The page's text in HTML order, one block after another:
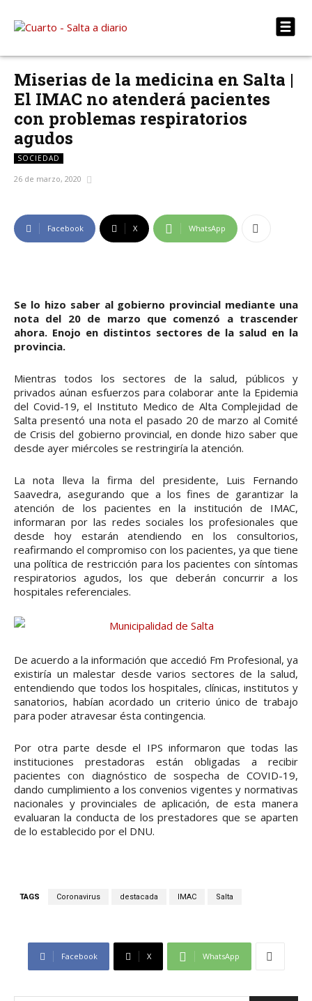
Miserias de la medicina en Salta |
El IMAC no atenderá pacientes
con problemas respiratorios
agudos
SOCIEDAD
26 de marzo, 2020
Facebook X WhatsApp
Se lo hizo saber al gobierno provincial mediante una
nota del 20 de marzo que comenzó a trascender
ahora. Enojo en distintos sectores de la salud en la
provincia.
Mientras todos los sectores de la salud, públicos y
privados aúnan esfuerzos para colaborar ante la Epidemia
del Covid-19, el Instituto Medico de Alta Complejidad de
Salta presentó una nota el pasado 20 de marzo al Comité
de Crisis del gobierno provincial, en donde hizo saber que
desde ayer miércoles se restringiría la atención.
La nota lleva la firma del presidente, Luis Fernando
Saavedra, asegurando que a los fines de garantizar la
atención de los pacientes en la institución de IMAC,
informaran por las redes sociales los profesionales que
desde hoy estarán atendiendo en los consultorios,
reafirmando el compromiso con los pacientes, ya que tiene
una política de restricción para los pacientes con síntomas
respiratorios agudos, los que deberán concurrir a los
hospitales referenciales.
De acuerdo a la información que accedió Fm Profesional, ya
existiría un malestar desde varios sectores de la salud,
entendiendo que todos los hospitales, clínicas, institutos y
sanatorios, habían acordado un criterio único de trabajo
para poder atravesar ésta contingencia.
Por otra parte desde el IPS informaron que todas las
instituciones prestadoras están obligadas a recibir
pacientes con diagnóstico de sospecha de COVID-19,
dando cumplimiento a los convenios vigentes y normativas
nacionales y provinciales de aplicación, de esta manera
evaluaran la conducta de los prestadores que se aparten
de lo establecido por el DNU.
TAGS Coronavirus destacada IMAC Salta
Facebook X WhatsApp